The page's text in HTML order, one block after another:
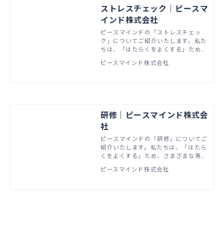
ストレスチェック｜ピースマ
インド株式会社
ピースマインドの「ストレスチェッ
ク」についてご紹介いたします。私た
ちは、「はたらくをよくする」ため、
います。
ピースマインド株式会社
研修｜ピースマインド株式会
社
ピースマインドの「研修」についてご
紹介いたします。私たちは、「はたら
くをよくする」ため、さまざまな専門
ピースマインド株式会社